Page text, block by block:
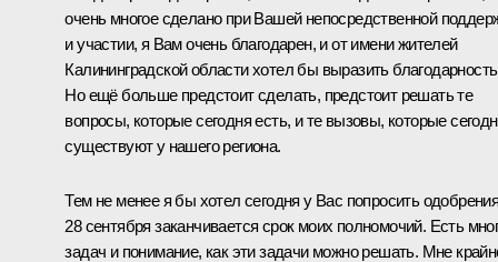
очень многое сделано при Вашей непосредственной
и участии, я Вам очень благодарен, и от имени жителей
Калининградской области хотел бы выразить
Но ещё больше предстоит сделать, предстоит решать те
вопросы, которые сегодня есть, и те вызовы, которые
существуют у нашего региона.
Тем не менее я бы хотел сегодня у Вас попросить
28 сентября заканчивается срок моих полномочий. Есть
задач и понимание, как эти задачи можно решать. Мне